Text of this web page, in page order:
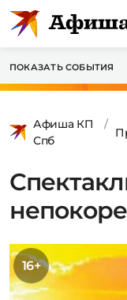
ПОКАЗАТЬ СОБЫТИЯ
Афиша КП
Спб
16+